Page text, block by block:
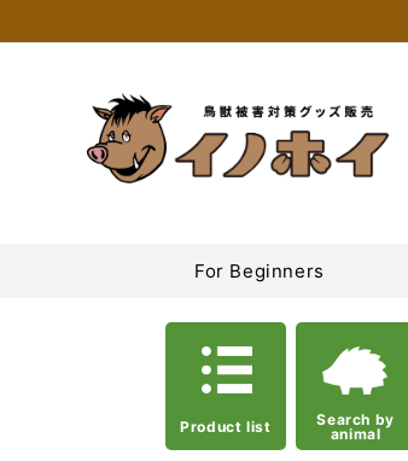
content
For Beginners
Product list
Search by
animal